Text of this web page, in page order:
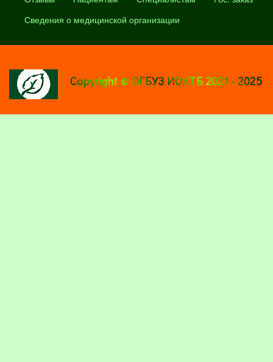
Сведения о медицинской организации
Copyright © ОГБУЗ ИОКТБ 2021 - 2025